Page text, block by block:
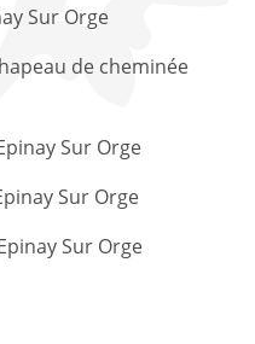
Sur Orge
Sur Orge
Sur Orge
Sur Orge